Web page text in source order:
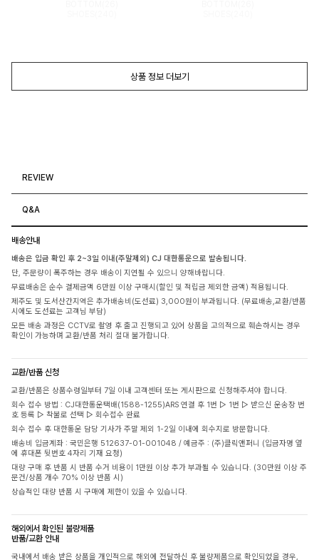
상품 정보 더보기
REVIEW
Q&A
배송안내
배송은 입금 확인 후 2~3일 이내(주말제외) CJ 대한통운으로 발송됩니다.
단, 주문량이 폭주하는 경우 배송이 지연될 수 있으니 양해바랍니다.
무료배송은 순수 결제금액 6만원 이상 구매시(할인 및 적립금 제외한 금액) 적용됩니다.
제주도 및 도서산간지역은 추가배송비(도선료) 3,000원이 부과됩니다. (무료배송,교환/반품
시에도 도선료는 고객님 부담)
모든 배송 과정은 CCTV로 촬영 후 출고 진행되고 있어 상품을 고의적으로 훼손하시는 경우
확인이 가능하며 교환/반품 처리 절대 불가합니다.
교환/반품 신청
교환/반품은 상품수령일부터 7일 이내 고객센터 또는 게시판으로 신청해주셔야 합니다.
회수 접수 방법 : CJ대한통운택배(1588-1255)ARS 연결 후 1번 ▷ 1번 ▷ 받으신 운송장 번
호 등록 ▷ 착불로 선택 ▷ 회수접수 완료
회수 접수 후 대한통운 담당 기사가 주말 제외 1-2일 이내에 회수지로 방문합니다.
배송비 입금계좌 : 국민은행 512637-01-001048 / 예금주 : (주)클릭앤퍼니 (입금자명 옆
에 휴대폰 뒷번호 4자리 기재 요청)
대량 구매 후 반품 시 반품 수거 비용이 1만원 이상 추가 부과될 수 있습니다. (30만원 이상 주
문건/상품 개수 70% 이상 반품 시)
상습적인 대량 반품 시 구매에 제한이 있을 수 있습니다.
해외에서 확인된 불량제품
반품/교환 안내
국내에서 배송 받은 상품을 개인적으로 해외에 전달하신 후 불량제품으로 확인되었을 경우,